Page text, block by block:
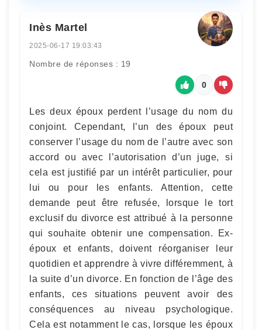
Inès Martel
2025-06-17 19:03:43
Nombre de réponses : 19
0
Les deux époux perdent l’usage du nom du
conjoint. Cependant, l’un des époux peut
conserver l’usage du nom de l’autre avec son
accord ou avec l’autorisation d’un juge, si
cela est justifié par un intérêt particulier, pour
lui ou pour les enfants. Attention, cette
demande peut être refusée, lorsque le tort
exclusif du divorce est attribué à la personne
qui souhaite obtenir une compensation. Ex-
époux et enfants, doivent réorganiser leur
quotidien et apprendre à vivre différemment, à
la suite d’un divorce. En fonction de l’âge des
enfants, ces situations peuvent avoir des
conséquences au niveau psychologique.
Cela est notamment le cas, lorsque les époux